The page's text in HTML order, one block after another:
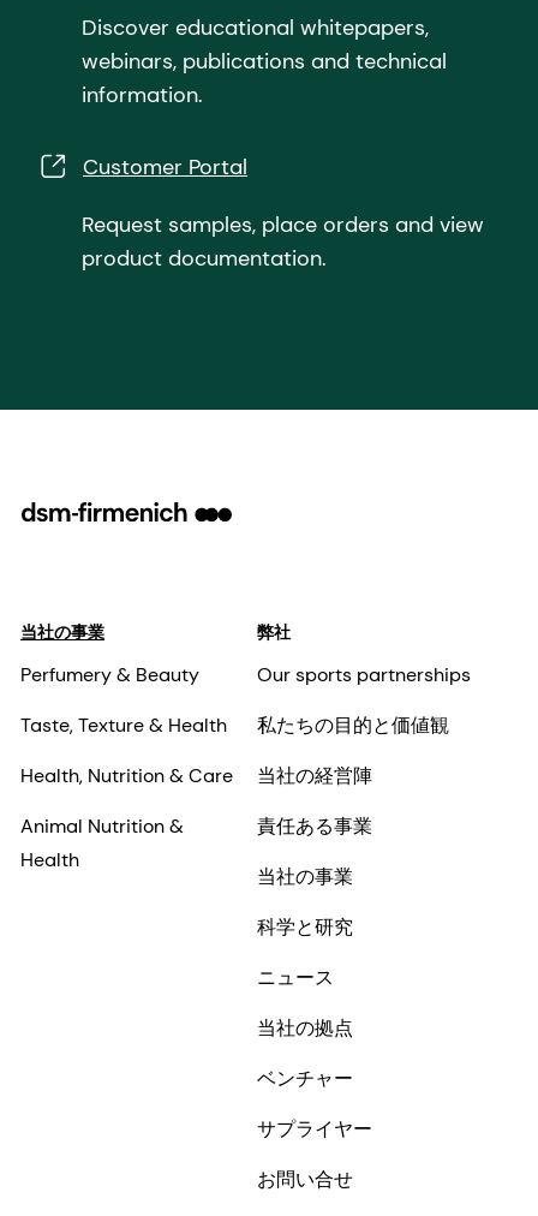
Discover educational whitepapers,
webinars, publications and technical
information.
Customer Portal
Request samples, place orders and view
product documentation.
当社の事業
Perfumery & Beauty
Taste, Texture & Health
Health, Nutrition & Care
Animal Nutrition &
Health
弊社
Our sports partnerships
私たちの目的と価値観
当社の経営陣
責任ある事業
当社の事業
科学と研究
ニュース
当社の拠点
ベンチャー
サプライヤー
お問い合せ